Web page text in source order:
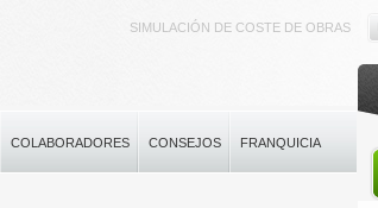
SIMULACIÓN DE COSTE DE OBRAS
COLABORADORES CONSEJOS FRANQUICIA